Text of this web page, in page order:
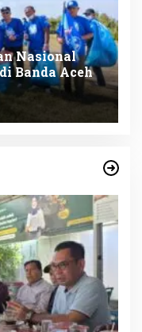
Nasional
Banda Aceh